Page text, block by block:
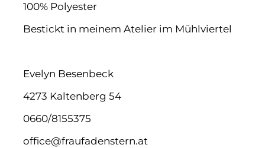
100% Polyester
Bestickt in meinem Atelier im Mühlviertel
Evelyn Besenbeck
4273 Kaltenberg 54
0660/8155375
office@fraufadenstern.at